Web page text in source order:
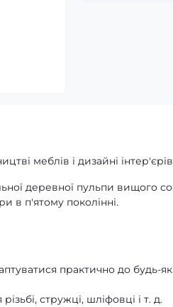
меблів і дизайні
деревної пульпи вищого
в п'ятому поколінні.
практично до будь-
стружці, шліфовці і т. д.